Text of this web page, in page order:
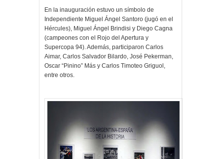
En la inauguración estuvo un símbolo de
Independiente Miguel Ángel Santoro (jugó en el
Hércules), Miguel Ángel Brindisi y Diego Cagna
(campeones con el Rojo del Apertura y
Supercopa 94). Además, participaron Carlos
Aimar, Carlos Salvador Bilardo, José Pekerman,
Oscar “Pinino” Más y Carlos Timoteo Griguol,
entre otros.